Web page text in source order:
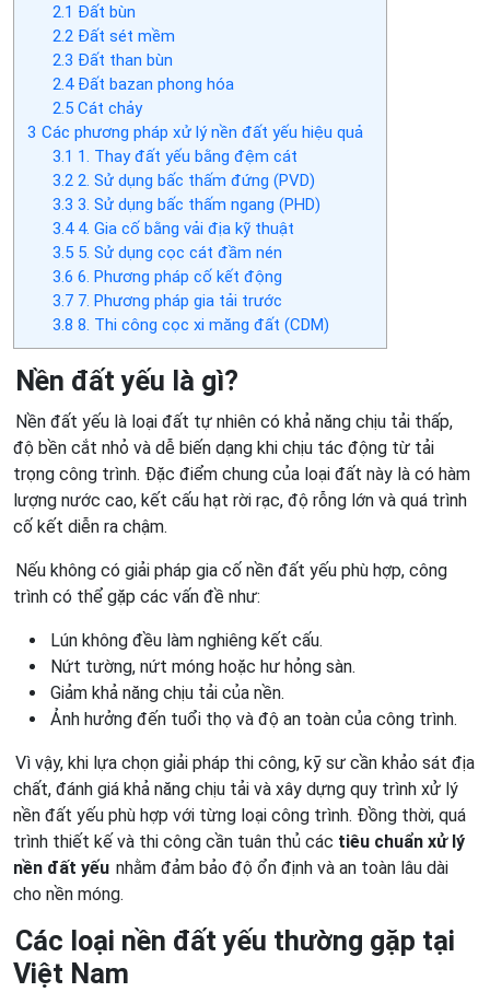
2.1 Đất bùn
2.2Đất sét mềm
2.3 Đất than bùn
2.4Đất bazan phong hóa
2.5Cát chảy
3 Các phương pháp xử lý nền đất yếu hiệu quả
3.1 1. Thay đất yếu bằng đệm cát
3.22. Sử dụng bấc thấm đứng (PVD)
3.3 3. Sử dụng bấc thấm ngang (PHD)
3.44. Gia cố bằng vải địa kỹ thuật
3.55. Sử dụng cọc cát đầm nén
3.6 6. Phương pháp cố kết động
3.77. Phương pháp gia tải trước
3.8 8. Thi công cọc xi măng đất (CDM)
Nền đất yếu là gì?
Nền đất yếu là loại đất tự nhiên có khả năng chịu tải thấp,
độ bền cắt nhỏ và dễ biến dạng khi chịu tác động từ tải
trọng công trình. Đặc điểm chung của loại đất này là có hàm
lượng nước cao, kết cấu hạt rời rạc, độ rỗng lớn và quá trình
cố kết diễn ra chậm.
Nếu không có giải pháp gia cố nền đất yếu phù hợp, công
trình có thể gặp các vấn đề như:
Lún không đều làm nghiêng kết cấu.
Nứt tường, nứt móng hoặc hư hỏng sàn.
Giảm khả năng chịu tải của nền.
Ảnh hưởng đến tuổi thọ và độ an toàn của công trình.
Vì vậy, khi lựa chọn giải pháp thi công, kỹ sư cần khảo sát địa
chất, đánh giá khả năng chịu tải và xây dựng quy trình xử lý
nền đất yếu phù hợp với từng loại công trình. Đồng thời, quá
trình thiết kế và thi công cần tuân thủ các tiêu chuẩn xử lý
nền đất yếu nhằm đảm bảo độ ổn định và an toàn lâu dài
cho nền móng.
Các loại nền đất yếu thường gặp tại
Việt Nam